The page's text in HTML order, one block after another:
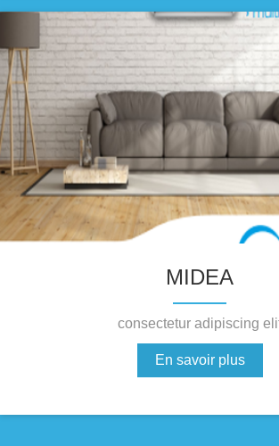
MIDEA
consectetur adipiscing
En savoir plus